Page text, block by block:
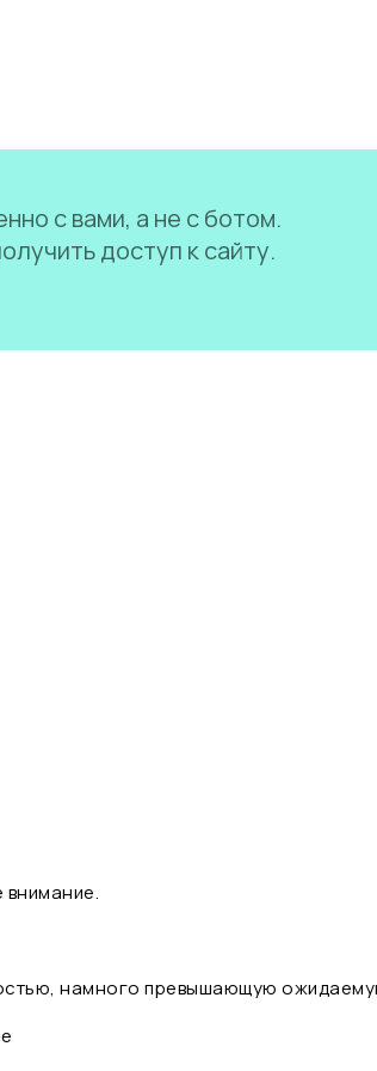
с вами, а не с ботом.
доступ к сайту.
внимание.
намного превышающую